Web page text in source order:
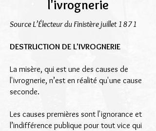
l'ivrognerie
Source L’Électeur du Finistère juillet 1871
DESTRUCTION DE L'IVROGNERIE
La misère, qui est une des causes de
l'ivrognerie, n’est en réalité qu'une cause
seconde.
Les causes premières sont l'ignorance et
l’indifférence publique pour tout vice qui